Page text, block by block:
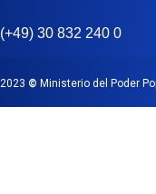
(+49) 30 832 240 0
2023 © Ministerio del Poder